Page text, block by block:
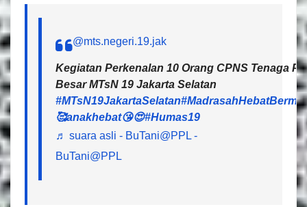
@mts.negeri.19.jak
Kegiatan Perkenalan 10 Orang CPNS Tenaga
Besar MTsN 19 Jakarta Selatan
#MTsN19JakartaSelatan
🥰anakhebat😘😍#Humas19
♬ suara asli - BuTani@PPL -
BuTani@PPL